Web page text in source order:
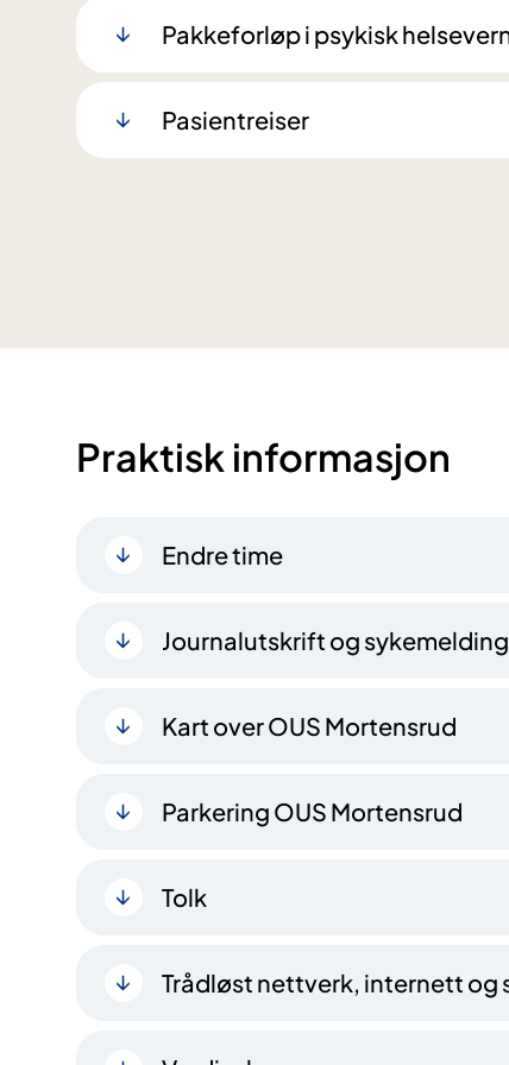
Pakkeforløp i psykisk
Pasientreiser
Praktisk informasjon
Endre time
Journalutskrift og sykemelding
Kart over OUS Mortensrud
Parkering OUS Mortensrud
Tolk
Trådløst nettverk, internett og